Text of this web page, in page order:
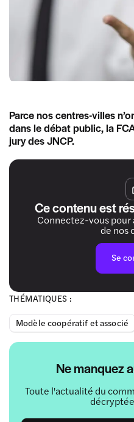
THÉMATIQUES :
Modèle coopératif et associé
Ne manquez
Toute l'actualité du
Parce nos centres-villes
dans le débat public, la
jury des JNCP.
Ce contenu est
Connectez-vous pour
de nos
Se